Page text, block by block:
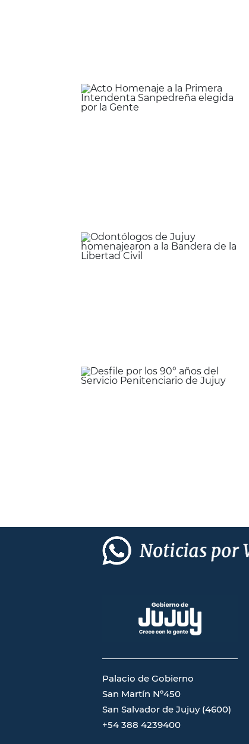
Palacio de Gobierno
San Martín Nº450
San Salvador de Jujuy (4600)
+54 388 4239400